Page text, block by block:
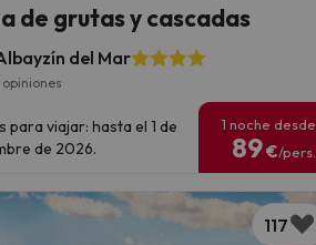
de grutas y cascadas
del Mar
opiniones
para viajar: hasta el 1 de
de 2026.
1 noche desde
89€/pers.
117